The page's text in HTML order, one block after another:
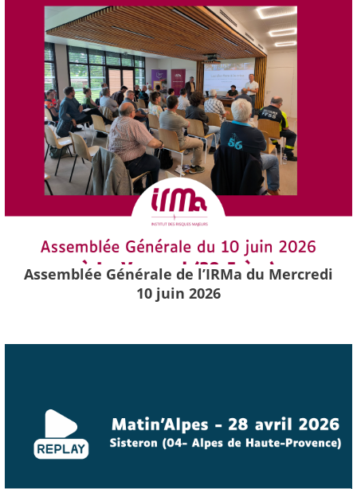
Assemblée Générale de l’IRMa du Mercredi
10 juin 2026